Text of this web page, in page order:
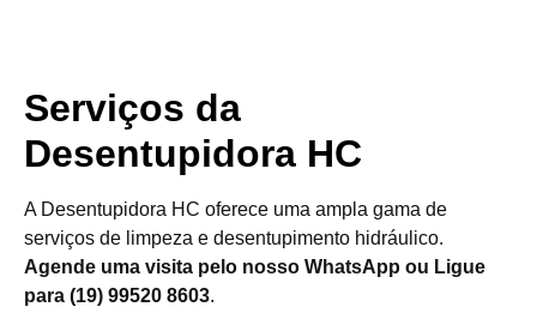
Serviços da
Desentupidora HC
A Desentupidora HC oferece uma ampla gama de
serviços de limpeza e desentupimento hidráulico.
Agende uma visita pelo nosso WhatsApp ou Ligue
para (19) 99520 8603.